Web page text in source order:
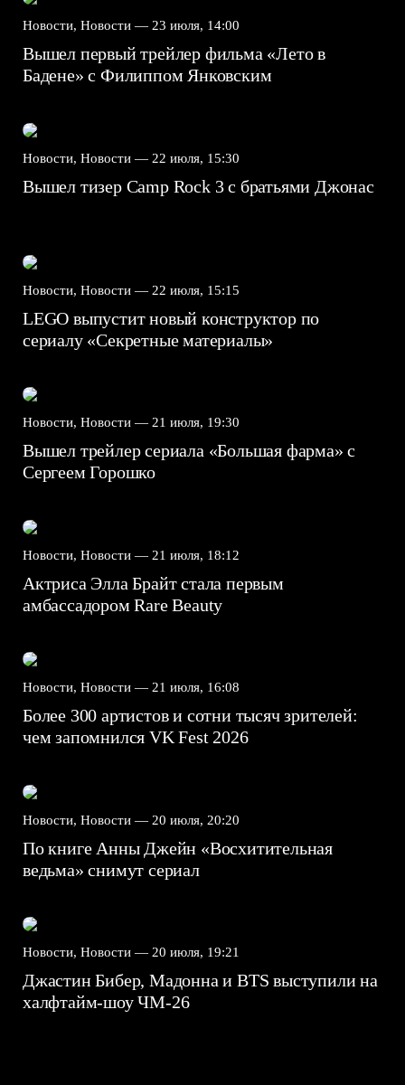
Новости, Новости — 23 июля, 14:00
Вышел первый трейлер фильма «Лето в
Бадене» с Филиппом Янковским
Новости, Новости — 22 июля, 15:30
Вышел тизер Camp Rock 3 с братьями Джонас
Новости, Новости — 22 июля, 15:15
LEGO выпустит новый конструктор по
сериалу «Секретные материалы»
Новости, Новости — 21 июля, 19:30
Вышел трейлер сериала «Большая фарма» с
Сергеем Горошко
Новости, Новости — 21 июля, 18:12
Актриса Элла Брайт стала первым
амбассадором Rare Beauty
Новости, Новости — 21 июля, 16:08
Более 300 артистов и сотни тысяч зрителей:
чем запомнился VK Fest 2026
Новости, Новости — 20 июля, 20:20
По книге Анны Джейн «Восхитительная
ведьма» снимут сериал
Новости, Новости — 20 июля, 19:21
Джастин Бибер, Мадонна и BTS выступили на
халфтайм-шоу ЧМ-26